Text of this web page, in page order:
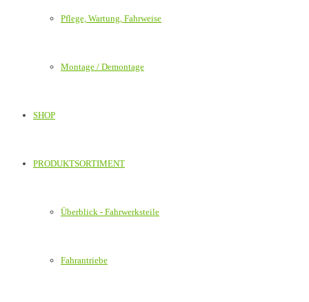
Pflege, Wartung, Fahrweise
Montage / Demontage
SHOP
PRODUKTSORTIMENT
Überblick - Fahrwerksteile
Fahrantriebe